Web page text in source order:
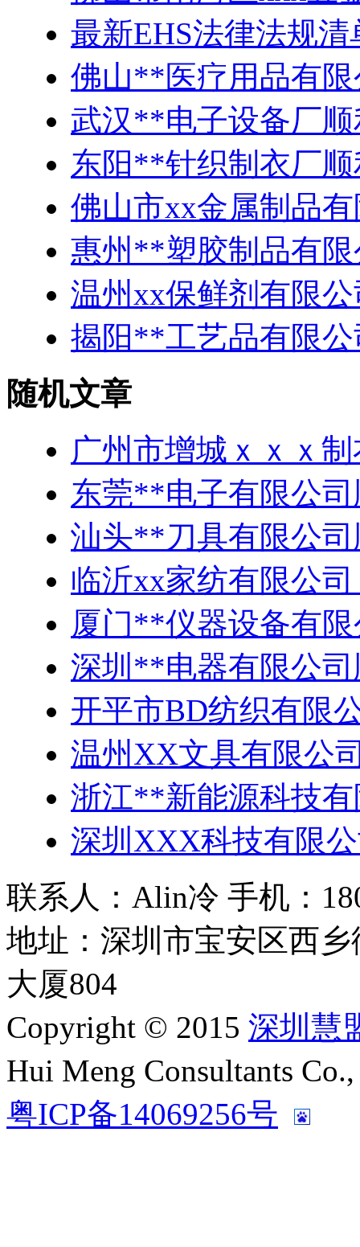
最新EHS法律法规清
佛山**医疗用品有
武汉**电子设备厂
东阳**针织制衣厂
佛山市xx金属制品
惠州**塑胶制品有
温州xx保鲜剂有限
揭阳**工艺品有限
随机文章
广州市增城ｘｘｘ
东莞**电子有限公
汕头**刀具有限公
临沂xx家纺有限公
厦门**仪器设备有
深圳**电器有限公
开平市BD纺织有限
温州XX文具有限公
浙江**新能源科技
深圳XXX科技有限
联系人：Alin冷 手机：
地址：深圳市宝安区西
大厦804
Copyright © 2015 深圳慧
Hui Meng Consultants
粤ICP备14069256号